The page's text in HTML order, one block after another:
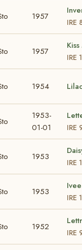
1957
IRE
1957
IRE
1954
1953-
01-01
IRE
1953
IRE
1953
IRE
1952
IRE